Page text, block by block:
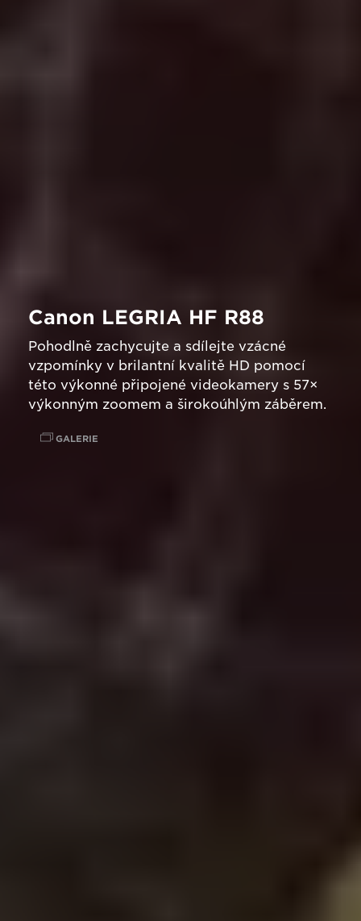
Canon LEGRIA HF R88
Pohodlně zachycujte a sdílejte vzácné
vzpomínky v brilantní kvalitě HD pomocí
této výkonné připojené videokamery s 57×
výkonným zoomem a širokoúhlým záběrem.
GALERIE